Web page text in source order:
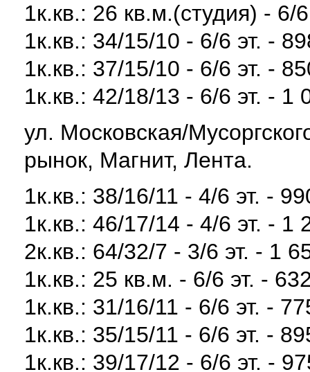
1к.кв.: 26 кв.м.(студия) - 6/
1к.кв.: 34/15/10 - 6/6 эт. -
1к.кв.: 37/15/10 - 6/6 эт. -
1к.кв.: 42/18/13 - 6/6 эт. - 1
ул. Московская/
рынок, Магнит, Лента.
1к.кв.: 38/16/11 - 4/6 эт. -
1к.кв.: 46/17/14 - 4/6 эт. - 1
2к.кв.: 64/32/7 - 3/6 эт. - 1
1к.кв.: 25 кв.м. - 6/6 эт. -
1к.кв.: 31/16/11 - 6/6 эт. -
1к.кв.: 35/15/11 - 6/6 эт. -
1к.кв.: 39/17/12 - 6/6 эт. -